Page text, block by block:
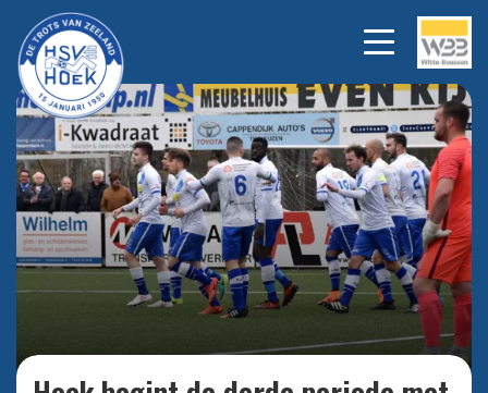
Hoek wint alweer! Bekijk alle foto's